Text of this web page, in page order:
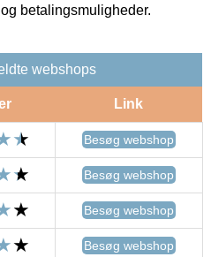
betalingsmuligheder.
webshops
Link
Besøg webshop
Besøg webshop
Besøg webshop
Besøg webshop